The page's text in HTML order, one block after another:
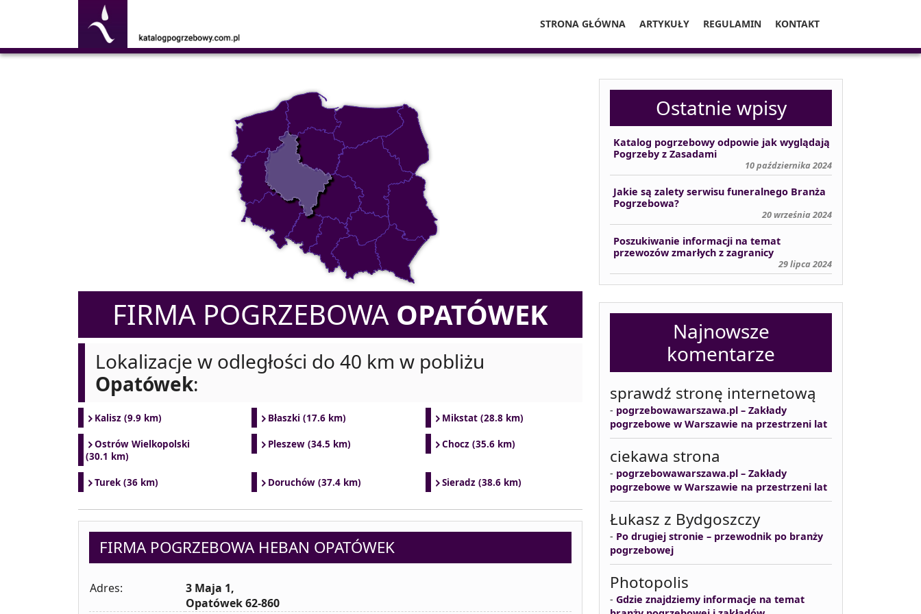
STRONA GŁÓWNA ARTYKUŁY REGULAMIN KONTAKT
FIRMA POGRZEBOWA OPATÓWEK
Lokalizacje w odległości do 40 km w pobliżu
Opatówek:
Kalisz (9.9 km) Błaszki (17.6 km) Mikstat (28.8 km)
Ostrów Wielkopolski
(30.1 km)
Pleszew (34.5 km) Chocz (35.6 km)
Turek (36 km) Doruchów (37.4 km) Sieradz (38.6 km)
FIRMA POGRZEBOWA HEBAN OPATÓWEK
Adres:
3 Maja 1,
Opatówek 62-860
Ostatnie wpisy
Katalog pogrzebowy odpowie jak wyglądają
Pogrzeby z Zasadami
10 października 2024
Jakie są zalety serwisu funeralnego Branża
Pogrzebowa?
20 września 2024
Poszukiwanie informacji na temat
przewozów zmarłych z zagranicy
29 lipca 2024
Najnowsze
komentarze
sprawdź stronę internetową
- pogrzebowawarszawa.pl – Zakłady
pogrzebowe w Warszawie na przestrzeni lat
ciekawa strona
- pogrzebowawarszawa.pl – Zakłady
pogrzebowe w Warszawie na przestrzeni lat
Łukasz z Bydgoszczy
- Po drugiej stronie – przewodnik po branży
pogrzebowej
Photopolis
- Gdzie znajdziemy informacje na temat